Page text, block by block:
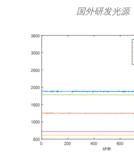
国外研发光源